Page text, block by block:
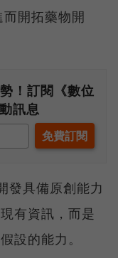
而開拓藥物開
！訂閱《數位
訊息
發具備原創能力
有資訊，而是
設的能力。